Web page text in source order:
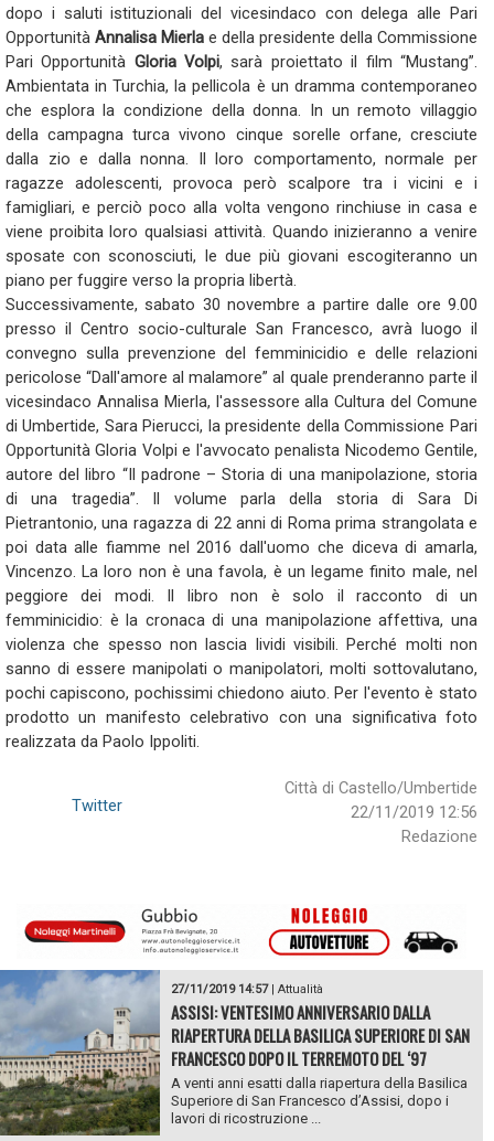
dopo i saluti istituzionali del vicesindaco con delega alle Pari
Opportunità Annalisa Mierla e della presidente della Commissione
Pari Opportunità Gloria Volpi, sarà proiettato il film “Mustang”.
Ambientata in Turchia, la pellicola è un dramma contemporaneo
che esplora la condizione della donna. In un remoto villaggio
della campagna turca vivono cinque sorelle orfane, cresciute
dalla zio e dalla nonna. Il loro comportamento, normale per
ragazze adolescenti, provoca però scalpore tra i vicini e i
famigliari, e perciò poco alla volta vengono rinchiuse in casa e
viene proibita loro qualsiasi attività. Quando inizieranno a venire
sposate con sconosciuti, le due più giovani escogiteranno un
piano per fuggire verso la propria libertà.
Successivamente, sabato 30 novembre a partire dalle ore 9.00
presso il Centro socio-culturale San Francesco, avrà luogo il
convegno sulla prevenzione del femminicidio e delle relazioni
pericolose “Dall'amore al malamore” al quale prenderanno parte il
vicesindaco Annalisa Mierla, l'assessore alla Cultura del Comune
di Umbertide, Sara Pierucci, la presidente della Commissione Pari
Opportunità Gloria Volpi e l'avvocato penalista Nicodemo Gentile,
autore del libro “Il padrone – Storia di una manipolazione, storia
di una tragedia”. Il volume parla della storia di Sara Di
Pietrantonio, una ragazza di 22 anni di Roma prima strangolata e
poi data alle fiamme nel 2016 dall'uomo che diceva di amarla,
Vincenzo. La loro non è una favola, è un legame finito male, nel
peggiore dei modi. Il libro non è solo il racconto di un
femminicidio: è la cronaca di una manipolazione affettiva, una
violenza che spesso non lascia lividi visibili. Perché molti non
sanno di essere manipolati o manipolatori, molti sottovalutano,
pochi capiscono, pochissimi chiedono aiuto. Per l'evento è stato
prodotto un manifesto celebrativo con una significativa foto
realizzata da Paolo Ippoliti.
Città di Castello/Umbertide
22/11/2019 12:56
Redazione
Twitter
27/11/2019 14:57| Attualità
ASSISI: VENTESIMO ANNIVERSARIO DALLA
RIAPERTURA DELLA BASILICA SUPERIORE DI SAN
FRANCESCO DOPO IL TERREMOTO DEL ‘97
A venti anni esatti dalla riapertura della Basilica
Superiore di San Francesco d’Assisi, dopo i
lavori di ricostruzione ...